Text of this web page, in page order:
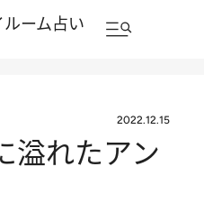
ーム占い
2022.12.15
溢れたアン